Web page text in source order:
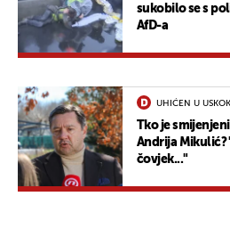
sukobilo se s
AfD-a
UHIĆEN U
Tko je
Andrija
čovjek..."